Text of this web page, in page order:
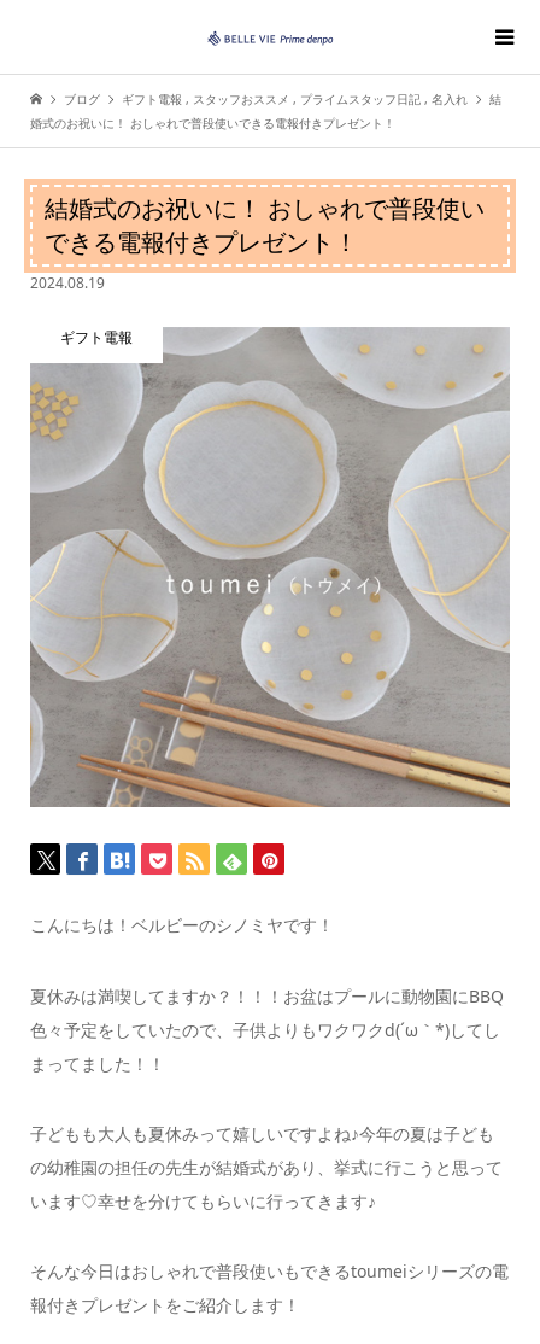
ブログ ギフト電報 , スタッフおススメ , プライムスタッフ日記 , 名入れ
結
婚式のお祝いに！ おしゃれで普段使いできる電報付きプレゼント！
結婚式のお祝いに！ おしゃれで普段使い
できる電報付きプレゼント！
2024.08.19
ギフト電報
こんにちは！ ベルビーのシノミヤです！
夏休みは満喫してますか？！！！ お盆はプールに動物園にBBQ
色々予定をしていたので、 子供よりもワクワクd(´ω｀*)してし
まってました！！
子どもも大人も夏休みって嬉しいですよね♪今年の夏は子ども
の幼稚園の担任の先生が結婚式があり、 挙式に行こうと思って
います♡幸せを分けてもらいに行ってきます♪
そんな今日はおしゃれで普段使いもできるtoumeiシリーズの電
報付きプレゼントをご紹介します！